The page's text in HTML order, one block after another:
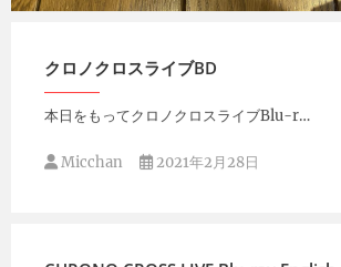
クロノクロスライブBD
本日をもってクロノクロスライブBlu-r…
Micchan 2021年2月28日